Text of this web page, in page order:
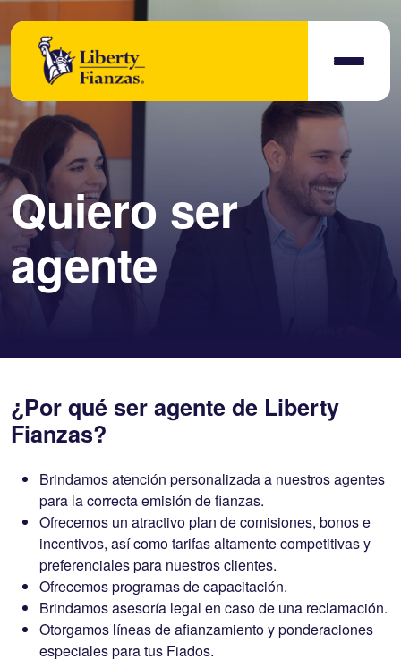
Quiero ser
agente
¿Por qué ser agente de Liberty
Fianzas?
Brindamos atención personalizada a nuestros agentes
para la correcta emisión de fianzas.
Ofrecemos un atractivo plan de comisiones, bonos e
incentivos, así como tarifas altamente competitivas y
preferenciales para nuestros clientes.
Ofrecemos programas de capacitación.
Brindamos asesoría legal en caso de una reclamación.
Otorgamos líneas de afianzamiento y ponderaciones
especiales para tus Fiados.